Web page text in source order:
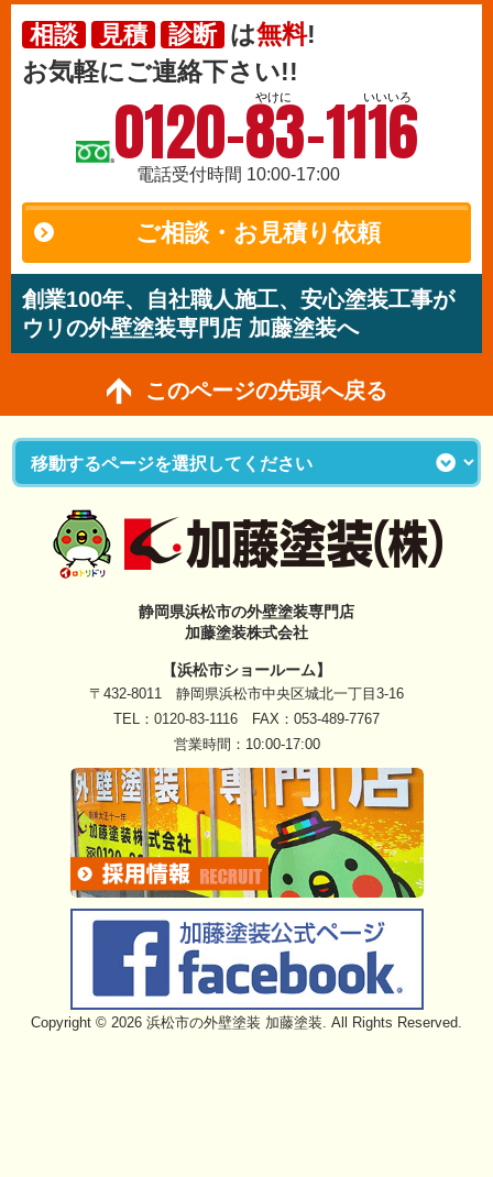
相談 見積 診断 は無料!
お気軽にご連絡下さい!!
やけに いいいろ
0120-83-1116
電話受付時間 10:00-17:00
ご相談・お見積り依頼
創業100年、自社職人施工、安心塗装工事が
ウリの外壁塗装専門店 加藤塗装へ
このページの先頭へ戻る
静岡県浜松市の外壁塗装専門店
加藤塗装株式会社
【浜松市ショールーム】
〒432-8011 静岡県浜松市中央区城北一丁目3-16
TEL： 0120-83-1116 FAX：053-489-7767
営業時間：10:00-17:00
Copyright © 2026 浜松市の外壁塗装 加藤塗装. All Rights Reserved.